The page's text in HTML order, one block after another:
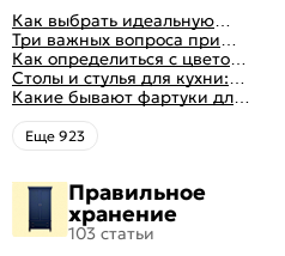
Как выбрать идеальную
планировку для кухни
Три важных вопроса при
выборе кухни: готовка,
посуда, комфорт
Как определиться с цветом
кухни: светлые, темные,
яркие
Столы и стулья для кухни:
советы по выбору
Какие бывают фартуки для
кухни: как правильно
выбрать
Eще 923
Правильное
хранение
103 статьи